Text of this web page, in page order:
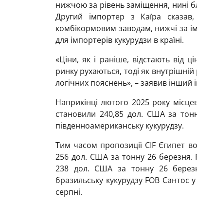
нижчою за рівень заміщення, нині
Другий імпортер з Каїра
комбікормовим заводам, нижчі за
для імпортерів кукурудзи в країні.
«Ціни, як і раніше, відстають від
ринку рухаються, тоді як
логічних пояснень», – заявив інший
Наприкінці лютого 2025 року
становили 240,85 дол. США за
південноамериканську кукурудзу.
Тим часом пропозиції CIF Єгипет
256 дол. США за тонну 26 березня.
238 дол. США за тонну 26
бразильську кукурудзу FOB
серпні.